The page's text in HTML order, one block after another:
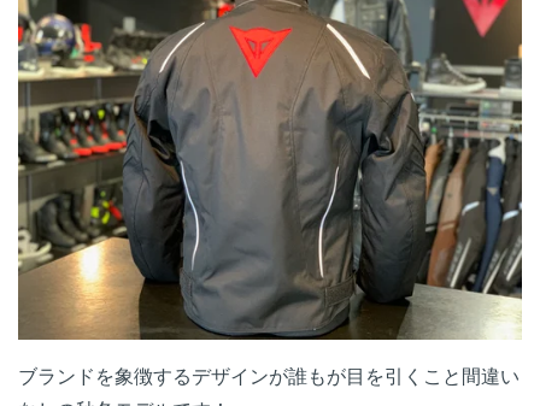
ブランドを象徴するデザインが誰もが目を引くこと間違い